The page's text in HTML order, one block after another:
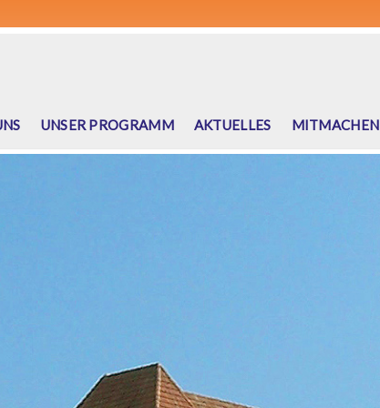
UNSER PROGRAMM AKTUELLES MITMACHEN